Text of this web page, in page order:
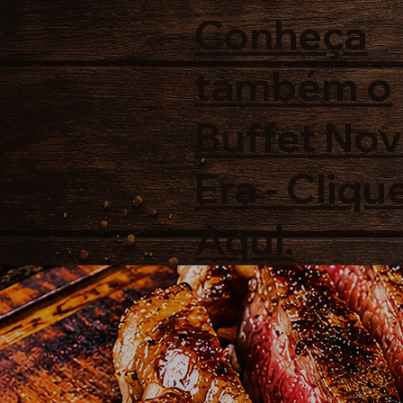
Conheça
também o
Buffet
Era -
Aqui.